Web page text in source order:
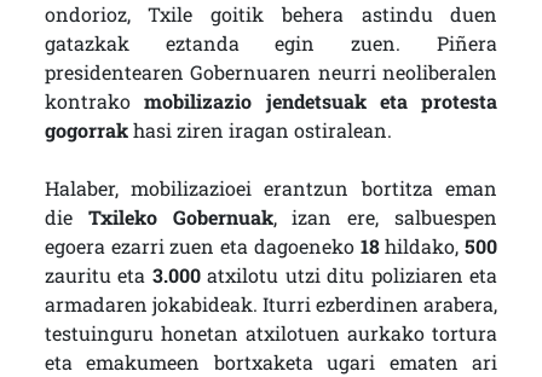
ondorioz, Txile goitik behera astindu duen
gatazkak eztanda egin zuen. Piñera
presidentearen Gobernuaren neurri neoliberalen
kontrakomobilizazio jendetsuak eta protesta
gogorrakhasi ziren iragan ostiralean.
Halaber, mobilizazioei erantzun bortitza eman
die Txileko Gobernuak, izan ere, salbuespen
egoera ezarri zuen eta dagoeneko 18hildako,500
zauritu eta 3.000atxilotu utzi ditu poliziaren eta
armadaren jokabideak. Iturri ezberdinen arabera,
testuinguru honetan atxilotuen aurkako tortura
eta emakumeen bortxaketa ugari ematen ari